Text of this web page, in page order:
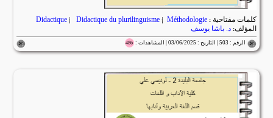
كلمات مفتاحية : Didactique | Didactique du plurilinguisme | Méthodologie
المؤلف:د. باشا يوسف
الرقم : 503 | التاريخ : 03/06/2025 | المشاهدات : 486